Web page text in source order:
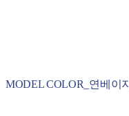
MODEL COLOR_연베이지